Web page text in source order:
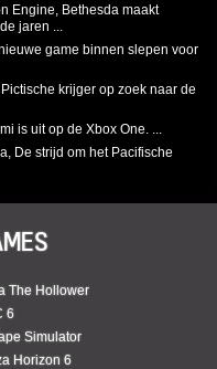
Engine, Bethesda maakt
jaren ...
game binnen slepen voor
krijger op zoek naar de
is uit op de Xbox One. ...
De strijd om het Pacifische
The Hollower
6
Simulator
Horizon 6